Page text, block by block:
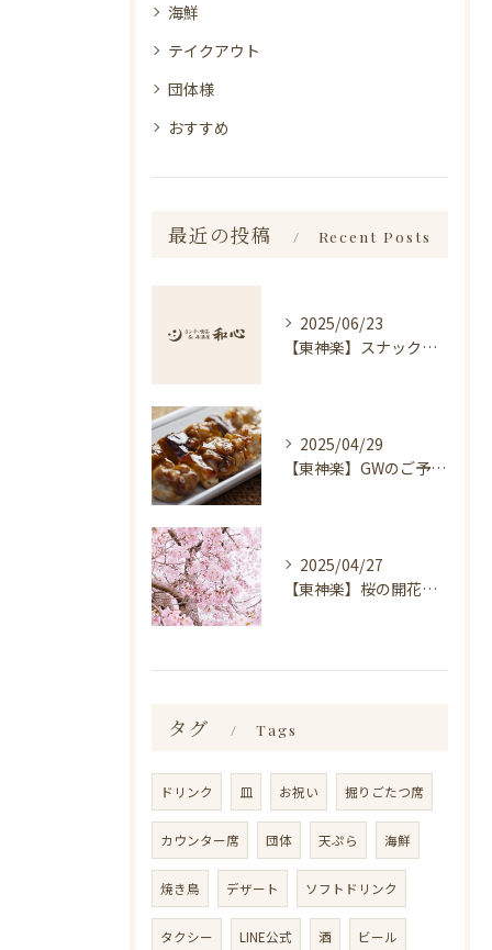
海鮮
テイクアウト
団体様
おすすめ
最近の投稿 Recent Posts
2025/06/23
【東神楽】スナック琥珀についてのお知らせ｜ランチ・喫茶＆居酒屋 和心
2025/04/29
【東神楽】GWのご予約受付中！｜ランチ・喫茶＆居酒屋 和心
2025/04/27
【東神楽】桜の開花情報＆お花見スポット｜ランチ・喫茶＆居酒屋 和心
タグ Tags
ドリンク 皿 お祝い 掘りごたつ席
カウンター席 団体 天ぷら 海鮮
焼き鳥 デザート ソフトドリンク
タクシー LINE公式 酒 ビール